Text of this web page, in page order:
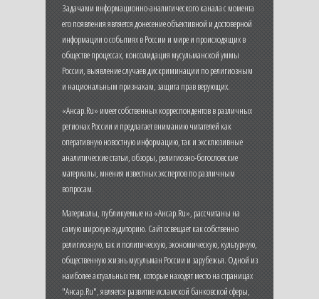
Задачами информационно-аналитического канала с момента
его появления является донесение объективной и достоверной
информации о событиях в России и мире и происходящих в
обществе процессах, консолидация мусульманской уммы
России, выявление случаев дискриминации по религиозным
и национальным признакам, защита прав верующих.
«Ансар.Ru» имеет собственных корреспондентов в различных
регионах России и предлагает вниманию читателей как
оперативную новостную информацию, так и эксклюзивные
аналитические статьи, обзоры, религиозно-богословские
материалы, мнения известных экспертов по различным
вопросам.
Материалы, публикуемые на «Ансар.Ru», рассчитаны на
самую широкую аудиторию. Сайт освещает как собственно
религиозную, так и политическую, экономическую, культурную,
общественную жизнь мусульман России и зарубежья. Одной из
наиболее актуальных тем, которые находят место на страницах
"Ансар.Ru", является развитие исламской банковской сферы,